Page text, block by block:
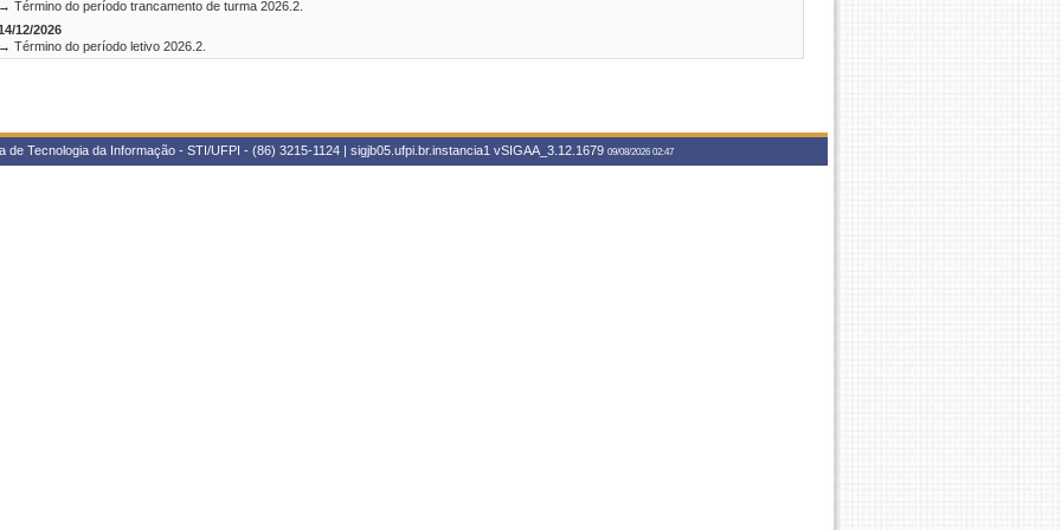
Término do período trancamento de turma 2026.2.
12/2026
Término do período letivo 2026.2.
de Tecnologia da Informação - STI/UFPI - (86) 3215-1124 | sigjb05.ufpi.br.instancia1 vSIGAA_3.12.1679 09/08/2026 02:47